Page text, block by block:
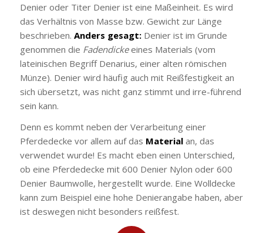
Denier oder Titer Denier ist eine Maßeinheit. Es wird
das Verhältnis von Masse bzw. Gewicht zur Länge
beschrieben. Anders gesagt:Denier ist im Grunde
genommen die Fadendickeeines Materials (vom
lateinischen Begriff Denarius, einer alten römischen
Münze). Denier wird häufig auch mit Reißfestigkeit an
sich übersetzt, was nicht ganz stimmt und irre-führend
sein kann.
Denn es kommt neben der Verarbeitung einer
Pferdedecke vor allem auf das Materialan, das
verwendet wurde! Es macht eben einen Unterschied,
ob eine Pferdedecke mit 600 Denier Nylon oder 600
Denier Baumwolle, hergestellt wurde. Eine Wolldecke
kann zum Beispiel eine hohe Denierangabe haben, aber
ist deswegen nicht besonders reißfest.